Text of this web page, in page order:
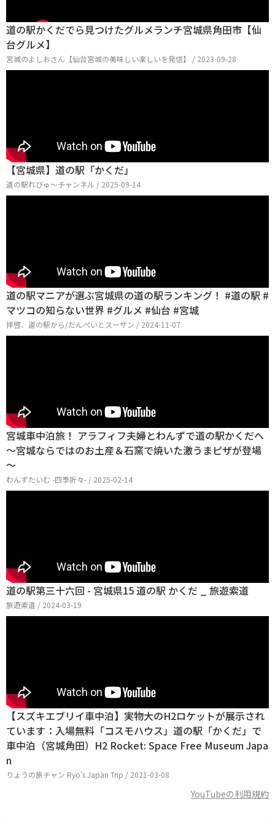
道の駅かくだでら見つけたグルメランチ宮城県角田市【仙
台グルメ】
宮城のよしおさん【仙台宮城の美味しい楽しいを発信】 / 2023-09-28
【宮城県】道の駅「かくだ」
道の駅れびゅ〜チャンネル / 2025-09-14
道の駅マニアが選ぶ宮城県の道の駅ランキング！ #道の駅 #
マツコの知らない世界 #グルメ #仙台 #宮城
拝啓、道の駅から/だんぺいとスーザン / 2024-11-07
宮城車中泊旅！ アラフィフ夫婦とわんずで道の駅かくだへ
～宮城ならではのお土産＆石窯で焼いた激うまピザが登場
～
わんずたいむ -四季折々- / 2025-02-14
道の駅第三十六回 - 宮城県15 道の駅 かくだ _ 旅遊索道
旅遊索道 / 2024-03-19
【スズキエブリイ車中泊】実物大のH2ロケットが展示され
ています：入場無料「コスモハウス」道の駅「かくだ」で
車中泊（宮城角田）H2 Rocket: Space Free Museum Japa
n
りょうの旅チャン Ryo's Japan Trip / 2021-03-08
YouTubeの利用規約